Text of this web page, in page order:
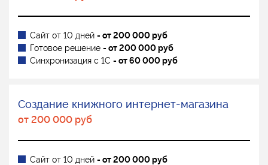
Сайт от 10 дней - от 200 000 руб
Готовое решение - от 200 000 руб
Синхронизация с 1С - от 60 000 руб
Создание книжного интернет-магазина
от 200 000 руб
Сайт от 10 дней - от 200 000 руб